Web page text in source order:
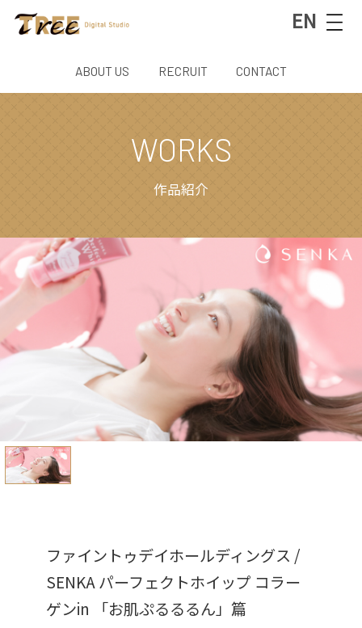
EN
ABOUT US RECRUIT CONTACT
WORKS
作品紹介
ファイントゥデイホールディングス /
SENKA パーフェクトホイップ コラー
ゲンin 「お肌ぷるるるん」篇